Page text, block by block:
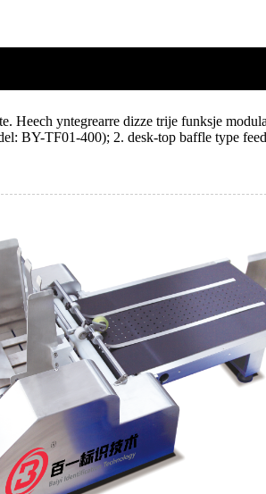
Heech yntegrearre dizze trije funksje
BY-TF01-400); 2. desk-top baffle type